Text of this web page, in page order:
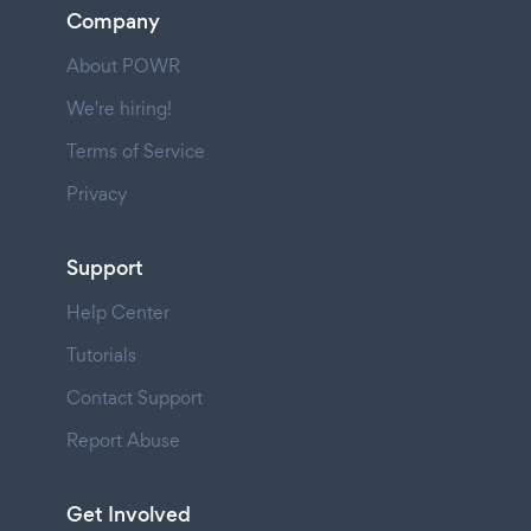
Company
About POWR
We're hiring!
Terms of Service
Privacy
Support
Help Center
Tutorials
Contact Support
Report Abuse
Get Involved